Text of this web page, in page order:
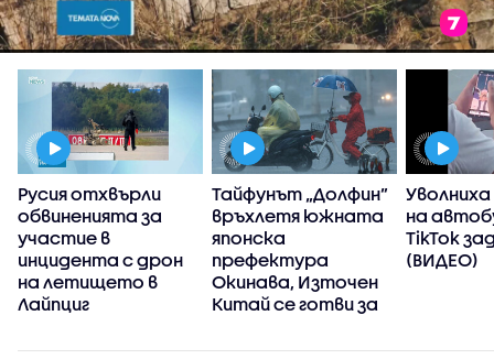
Русия отхвърли
обвиненията за
участие в
инцидента с дрон
на летището в
Лайпциг
Тайфунът „Долфин”
връхлетя южната
японска
префектура
Окинава, Източен
Китай се готви за
на
TikTok
(ВИДЕО)